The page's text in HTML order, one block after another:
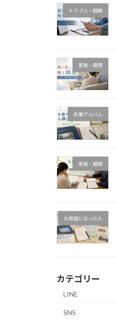
トラブル・問題
家族・親類
卒業アルバム
家族・親類
お世話になった人
カテゴリー
LINE
SNS